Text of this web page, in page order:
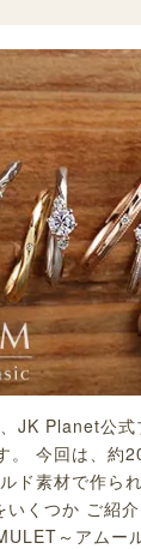
JK Planet公式
。 今回は、約
ド素材で作ら
くつか ご紹
～アムー